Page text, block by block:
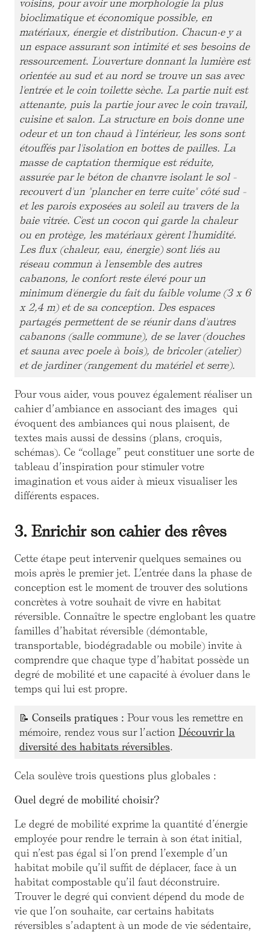
voisins, pour avoir une morphologie la plus
bioclimatique et économique possible, en
matériaux, énergie et distribution. Chacun·e y a
un espace assurant son intimité et ses besoins de
ressourcement. L'ouverture donnant la lumière est
orientée au sud et au nord se trouve un sas avec
l'entrée et le coin toilette sèche. La partie nuit est
attenante, puis la partie jour avec le coin travail,
cuisine et salon. La structure en bois donne une
odeur et un ton chaud à l'intérieur, les sons sont
étouffés par l'isolation en bottes de pailles. La
masse de captation thermique est réduite,
assurée par le béton de chanvre isolant le sol -
recouvert d'un "plancher en terre cuite" côté sud -
et les parois exposées au soleil au travers de la
baie vitrée. C'est un cocon qui garde la chaleur
ou en protège, les matériaux gèrent l'humidité.
Les flux (chaleur, eau, énergie) sont liés au
réseau commun à l'ensemble des autres
cabanons, le confort reste élevé pour un
minimum d'énergie du fait du faible volume (3 x 6
x 2,4 m) et de sa conception. Des espaces
partagés permettent de se réunir dans d'autres
cabanons (salle commune), de se laver (douches
et sauna avec poele à bois), de bricoler (atelier)
et de jardiner (rangement du matériel et serre).
Pour vous aider, vous pouvez également réaliser un
cahier d’ambiance en associant des images qui
évoquent des ambiances qui nous plaisent, de
textes mais aussi de dessins (plans, croquis,
schémas). Ce “collage” peut constituer une sorte de
tableau d’inspiration pour stimuler votre
imagination et vous aider à mieux visualiser les
différents espaces.
3. Enrichir son cahier des rêves
Cette étape peut intervenir quelques semaines ou
mois après le premier jet. L’entrée dans la phase de
conception est le moment de trouver des solutions
concrètes à votre souhait de vivre en habitat
réversible. Connaître le spectre englobant les quatre
familles d’habitat réversible (démontable,
transportable, biodégradable ou mobile) invite à
comprendre que chaque type d’habitat possède un
degré de mobilité et une capacité à évoluer dans le
temps qui lui est propre.
📝 Conseils pratiques : Pour vous les remettre en
mémoire, rendez vous sur l’action Découvrir la
diversité des habitats réversibles.
Cela soulève trois questions plus globales :
Quel degré de mobilité choisir?
Le degré de mobilité exprime la quantité d’énergie
employée pour rendre le terrain à son état initial,
qui n’est pas égal si l’on prend l’exemple d’un
habitat mobile qu’il suffit de déplacer, face à un
habitat compostable qu’il faut déconstruire.
Trouver le degré qui convient dépend du mode de
vie que l’on souhaite, car certains habitats
réversibles s’adaptent à un mode de vie sédentaire,